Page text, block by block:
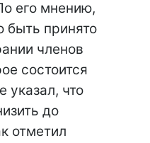
его мнению,
быть принято
членов
состоится
указал, что
до
отметил